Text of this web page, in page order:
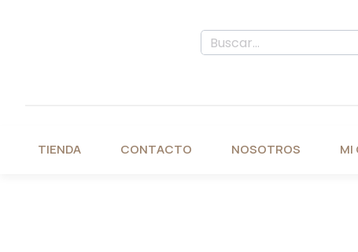
TIENDA CONTACTO NOSOTROS MI